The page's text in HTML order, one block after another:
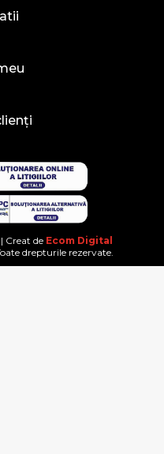
| Creat de Ecom Digital
drepturile rezervate.